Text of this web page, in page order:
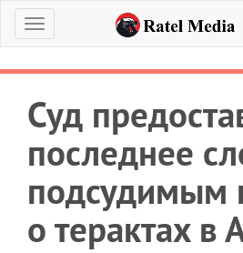
Меню
Суд
последнее
подсудимым
о терактах в